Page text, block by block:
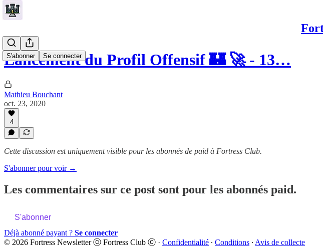
S'abonner Se connecter
Lancement du Profil Offensif 🏰 🚀 - 13…
Mathieu Bouchant
oct. 23, 2020
4
Cette discussion est uniquement visible pour les abonnés de paid à Fortress Club.
S'abonner pour voir →
Les commentaires sur ce post sont pour les abonnés paid.
S'abonner
Déjà abonné payant ? Se connecter
© 2026 Fortress Newsletter ⓒ Fortress Club ⓒ · Confidentialité ∙ Conditions ∙ Avis de collecte